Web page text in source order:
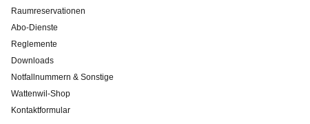
Raumreservationen
Abo-Dienste
Reglemente
Downloads
Notfallnummern & Sonstige
Wattenwil-Shop
Kontaktformular